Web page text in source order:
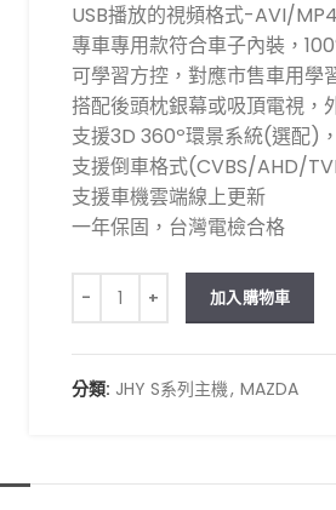
USB播放的視頻格式-AVI/
專車專用款符合車子內裝，
可學習方控，對應市售車用學
搭配後頭枕銀幕或吸頂電視，
支援3D 360º環景系統(選配)
支援倒車格式(CVBS/AHD/
支援車機雲端線上更新
一年保固，台灣電檢合格
JHY S系列 MAZDA馬自達
加入購物車
分類: JHY S系列主機, MAZDA